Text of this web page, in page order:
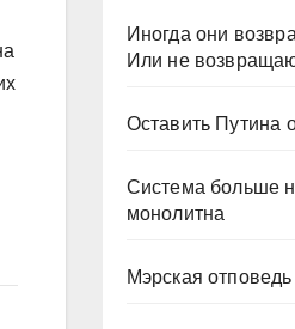
Иногда они
Или не
Оставить Путина
Система больше
монолитна
Мэрская отповедь